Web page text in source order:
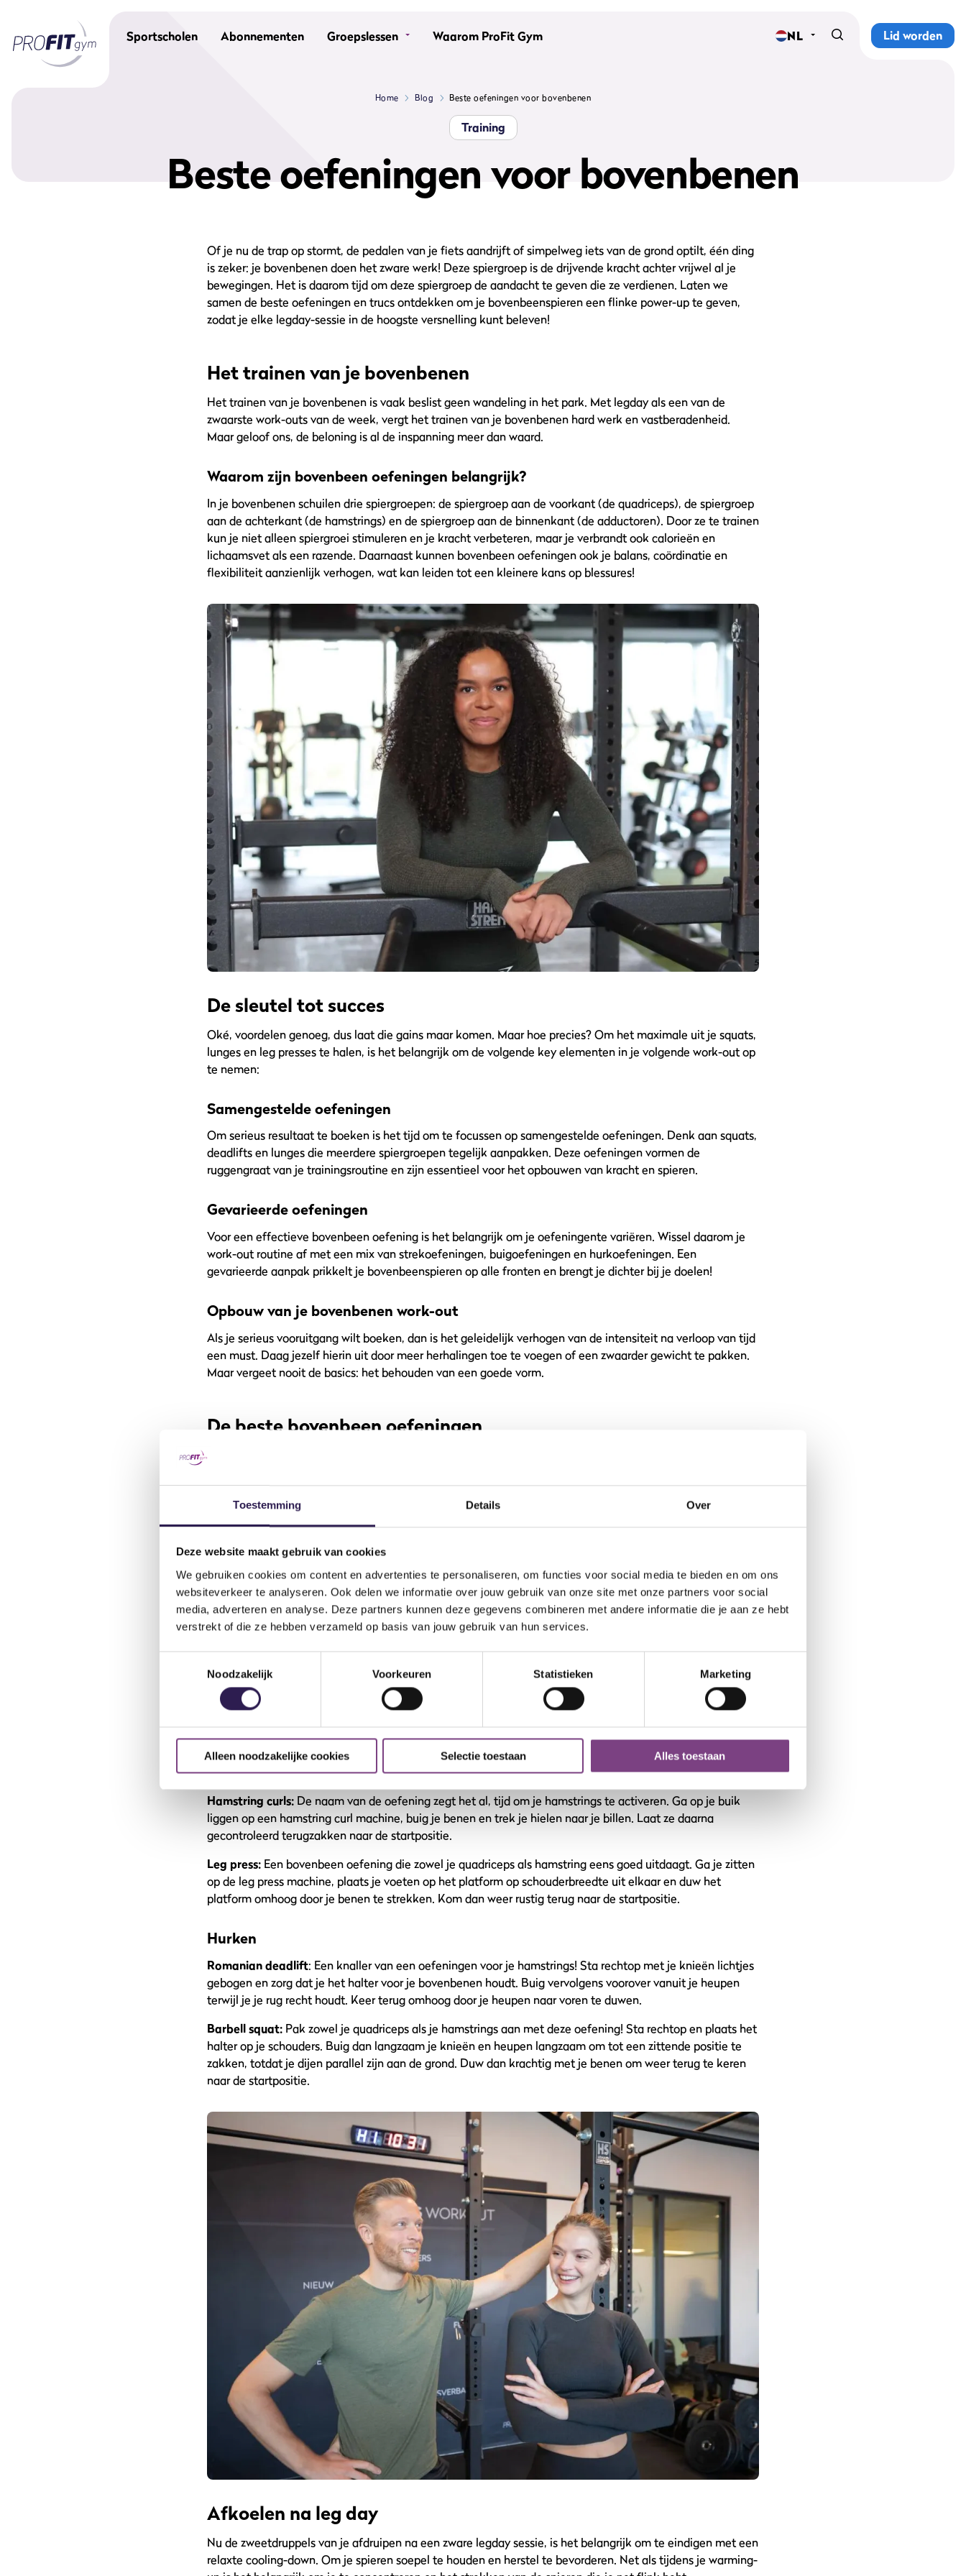
Toestemming Details Over
Deze website maakt gebruik van cookies
We gebruiken cookies om content en advertenties te personaliseren, om functies voor social media te bieden en om ons
websiteverkeer te analyseren. Ook delen we informatie over jouw gebruik van onze site met onze partners voor social
media, adverteren en analyse. Deze partners kunnen deze gegevens combineren met andere informatie die je aan ze hebt
verstrekt of die ze hebben verzameld op basis van jouw gebruik van hun services.
Noodzakelijk
Voorkeuren Statistieken Marketing
Alleen noodzakelijke cookies Selectie toestaan Alles toestaan
Sportscholen Abonnementen Groepslessen
Waarom ProFit Gym
Groepslessen
Waarom ProFit Gym
NL Lid worden
Home Blog Beste oefeningen voor bovenbenen
Training
Beste oefeningen voor bovenbenen
Of je nu de trap op stormt, de pedalen van je fiets aandrijft of simpelweg iets van de grond optilt, één ding
is zeker: je bovenbenen doen het zware werk! Deze spiergroep is de drijvende kracht achter vrijwel al je
bewegingen. Het is daarom tijd om deze spiergroep de aandacht te geven die ze verdienen. Laten we
samen de beste oefeningen en trucs ontdekken om je bovenbeenspieren een flinke power-up te geven,
zodat je elke legday-sessie in de hoogste versnelling kunt beleven!
Het trainen van je bovenbenen
Het trainen van je bovenbenen is vaak beslist geen wandeling in het park. Met legday als een van de
zwaarste work-outs van de week, vergt het trainen van je bovenbenen hard werk en vastberadenheid.
Maar geloof ons, de beloning is al de inspanning meer dan waard.
Waarom zijn bovenbeen oefeningen belangrijk?
In je bovenbenen schuilen drie spiergroepen: de spiergroep aan de voorkant (de quadriceps), de spiergroep
aan de achterkant (de hamstrings) en de spiergroep aan de binnenkant (de adductoren). Door ze te trainen
kun je niet alleen spiergroei stimuleren en je kracht verbeteren, maar je verbrandt ook calorieën en
lichaamsvet als een razende. Daarnaast kunnen bovenbeen oefeningen ook je balans, coördinatie en
flexibiliteit aanzienlijk verhogen, wat kan leiden tot een kleinere kans op blessures!
De sleutel tot succes
Oké, voordelen genoeg, dus laat die gains maar komen. Maar hoe precies? Om het maximale uit je squats,
lunges en leg presses te halen, is het belangrijk om de volgende key elementen in je volgende work-out op
te nemen:
Samengestelde oefeningen
Om serieus resultaat te boeken is het tijd om te focussen op samengestelde oefeningen. Denk aan squats,
deadlifts en lunges die meerdere spiergroepen tegelijk aanpakken. Deze oefeningen vormen de
ruggengraat van je trainingsroutine en zijn essentieel voor het opbouwen van kracht en spieren.
Gevarieerde oefeningen
Voor een effectieve bovenbeen oefening is het belangrijk om je oefeningente variëren. Wissel daarom je
work-out routine af met een mix van strekoefeningen, buigoefeningen en hurkoefeningen. Een
gevarieerde aanpak prikkelt je bovenbeenspieren op alle fronten en brengt je dichter bij je doelen!
Opbouw van je bovenbenen work-out
Als je serieus vooruitgang wilt boeken, dan is het geleidelijk verhogen van de intensiteit na verloop van tijd
een must. Daag jezelf hierin uit door meer herhalingen toe te voegen of een zwaarder gewicht te pakken.
Maar vergeet nooit de basics: het behouden van een goede vorm.
De beste bovenbeen oefeningen
goed voorbereiden. Begin je warm-up daarom met stretchoefeningen. Dit is niet alleen goed voor je
lichaam, maar het activeert ook nog eens je centrale zenuwstelsel. Laat vervolgens langzaam met je
hartslag stijgen, zodat je bloed goed door je lichaam circuleert. Zo is cardio bijvoorbeeld een goede wake-
Nu dat je helemaal opgewarmd bent, is het tijd om aan de slag te gaan met je bovenbeen work-out en de
meest effectieve been oefeningen voor je training te kiezen:
Strekken
Side lunges:Een top oefening om die spiergroep aan de binnenkant van je bovenbenen flink aan te
pakken. Begin rechtopstaand, zet een grote stap opzij en buig je knie terwijl je je heupen naar achteren
duwt. Doe dit een paar keer keer om zowel je rechter- als linkerbovenbeen een goede work-out te geven!
hoofd en buig voorover vanuit je heupen. Terwijl je dit doet hou je je rug recht en je knieën licht gebogen.
Buigen
Hamstring curls: De naam van de oefening zegt het al, tijd om je hamstrings te activeren. Ga op je buik
liggen op een hamstring curl machine, buig je benen en trek je hielen naar je billen. Laat ze daarna
gecontroleerd terugzakken naar de startpositie.
Leg press: Een bovenbeen oefening die zowel je quadriceps als hamstring eens goed uitdaagt. Ga je zitten
op de leg press machine, plaats je voeten op het platform op schouderbreedte uit elkaar en duw het
platform omhoog door je benen te strekken. Kom dan weer rustig terug naar de startpositie.
Hurken
Romanian deadlift: Een knaller van een oefeningen voor je hamstrings! Sta rechtop met je knieën lichtjes
gebogen en zorg dat je het halter voor je bovenbenen houdt. Buig vervolgens voorover vanuit je heupen
terwijl je je rug recht houdt. Keer terug omhoog door je heupen naar voren te duwen.
Barbell squat: Pak zowel je quadriceps als je hamstrings aan met deze oefening! Sta rechtop en plaats het
halter op je schouders. Buig dan langzaam je knieën en heupen langzaam om tot een zittende positie te
zakken, totdat je dijen parallel zijn aan de grond. Duw dan krachtig met je benen om weer terug te keren
naar de startpositie.
Afkoelen na leg day
Nu de zweetdruppels van je afdruipen na een zware legday sessie, is het belangrijk om te eindigen met een
relaxte cooling-down. Om je spieren soepel te houden en herstel te bevorderen. Net als tijdens je warming-